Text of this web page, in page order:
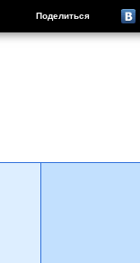
Поделиться